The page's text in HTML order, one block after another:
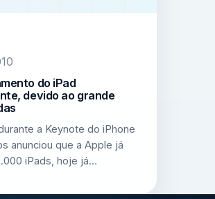
do iPad
devido ao grande
a Keynote do iPhone
anunciou que a Apple já
iPads, hoje já…